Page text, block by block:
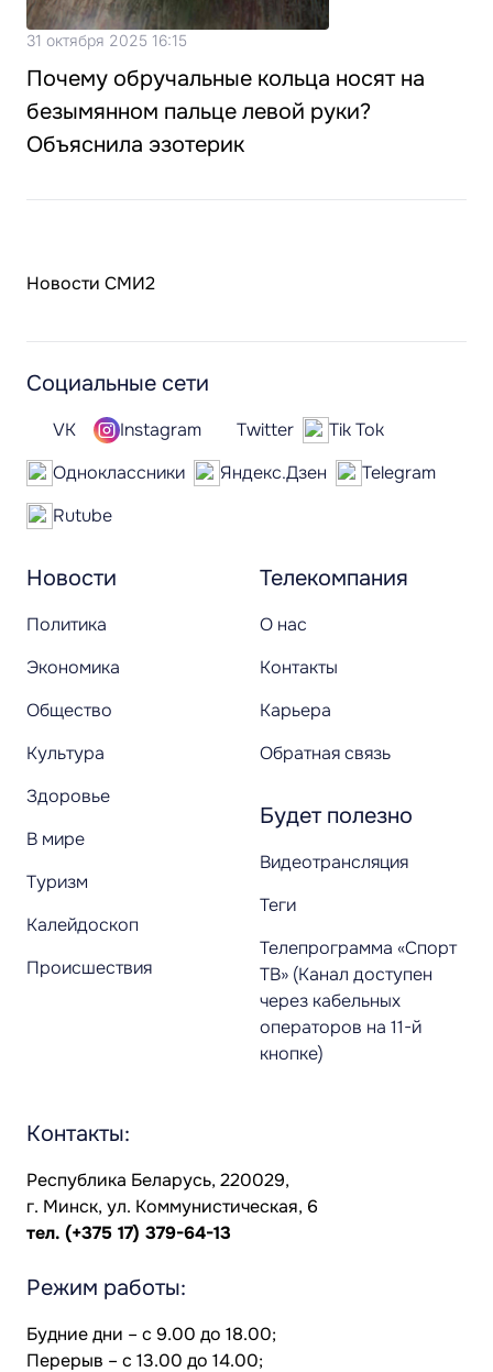
31 октября 2025 16:15
Почему обручальные кольца носят на
безымянном пальце левой руки?
Объяснила эзотерик
Новости СМИ2
Новости
Политика
Экономика
Общество
Культура
Здоровье
В мире
Туризм
Калейдоскоп
Происшествия
Телекомпания
О нас
Контакты
Карьера
Обратная связь
Будет полезно
Видеотрансляция
Теги
Телепрограмма «Спорт
ТВ» (Канал доступен
через кабельных
операторов на 11-й
кнопке)
Социальные сети
VK Instagram Twitter
Tik Tok
Одноклассники
Яндекс.Дзен
Telegram
Rutube
Контакты:
Республика Беларусь, 220029,
г. Минск, ул. Коммунистическая, 6
тел. (+375 17) 379-64-13
Режим работы:
Будние дни – с 9.00 до 18.00;
Перерыв – с 13.00 до 14.00;